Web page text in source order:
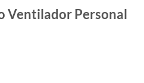
Ventilador Personal